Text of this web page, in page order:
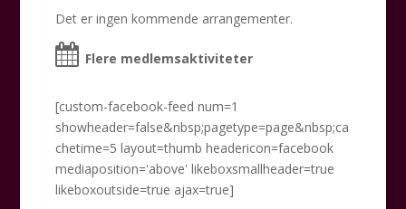
Det er ingen kommende arrangementer.
Flere medlemsaktiviteter
[custom-facebook-feed num=1
showheader=false&nbsp;pagetype=page&nbsp;ca
chetime=5 layout=thumb headericon=facebook
mediaposition='above' likeboxsmallheader=true
likeboxoutside=true ajax=true]